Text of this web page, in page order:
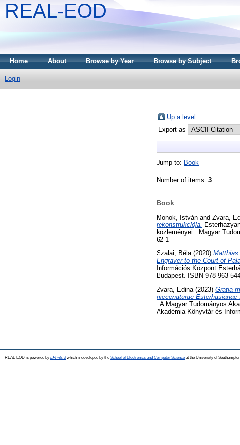
REAL-EOD
Home About Browse by Year Browse by Subject
Login
Up a level
Export as
Jump to: Book
Number of items: 3
Book
Monok, István and Zvara,
rekonstrukciója.
közleményei . Magyar
62-1
Szalai, Béla(2020) Matthias
Engraver to the Court of
Információs Központ
Budapest. ISBN 978-963-
Zvara, Edina(2023) Gratia
mecenaturae
: A Magyar Tudományos
Akadémia Könyvtár és
REAL-EOD is powered by EPrints 3which is developed by the School of Electronics and Computer Science at the University of Southampton.